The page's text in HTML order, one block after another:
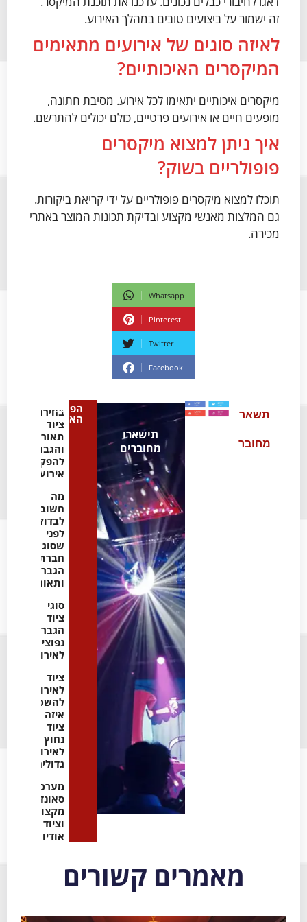
זה ישמור על ביצועים טובים במהלך האירוע.
לאיזה סוגים של אירועים מתאימים
המיקסרים האיכותיים?
מיקסרים איכותיים יתאימו לכל אירוע. מסיבת חתונה,
מופעים חיים או אירועים פרטיים, כולם יכולים להתרשם.
איך ניתן למצוא מיקסרים
פופולריים בשוק?
תוכלו למצוא מיקסרים פופולריים על ידי קריאת ביקורות.
גם המלצות מאנשי מקצוע ובדיקת תכונות המוצר באתרי
מכירה.
Whatsapp
Pinterest
Twitter
Facebook
תשאר
מחובר
תישארו
מחוברים
הפוסט
האחרון
בחירת
ציוד
תאורה
והגברה
להפקת
אירועים
מה
חשוב
לבדוק
לפני
שסוגרים
חברת
הגברה
ותאורה
סוגי
ציוד
הגברה
נפוצים
לאירועים
ציוד
לאירועים
להשכרה:
איזה
ציוד
נחוץ
לאירועים
גדולים
מערכות
סאונד
מקצועיות
וציוד
אודיו
מאמרים קשורים